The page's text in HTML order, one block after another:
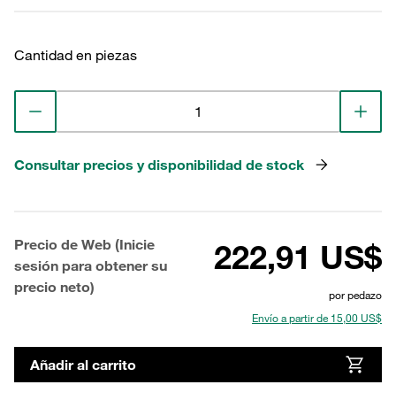
Cantidad en piezas
Consultar precios y disponibilidad de stock
Precio de Web (Inicie
sesión para obtener su
precio neto)
222,91 US$
por pedazo
Envío a partir de 15,00 US$
Añadir al carrito